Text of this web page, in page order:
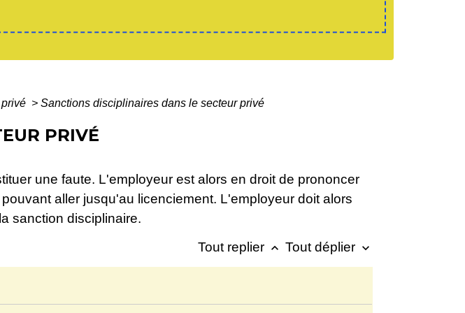
> Sanctions disciplinaires dans le secteur privé
PRIVÉ
une faute. L'employeur est alors en droit de prononcer
aller jusqu'au licenciement. L'employeur doit alors
sanction disciplinaire.
Tout replier keyboard_arrow_up Tout déplier keyboard_arrow_down